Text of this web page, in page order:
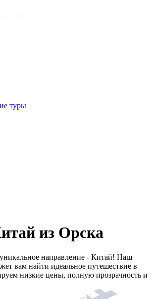
туры
из Орска
направление - Китай! Наш
вам найти идеальное путешествие в
низкие цены, полную прозрачность и